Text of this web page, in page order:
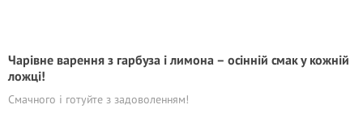
Чарівне варення з гарбуза і лимона – осінній смак у кожній
ложці!
Смачного і готуйте з задоволенням!